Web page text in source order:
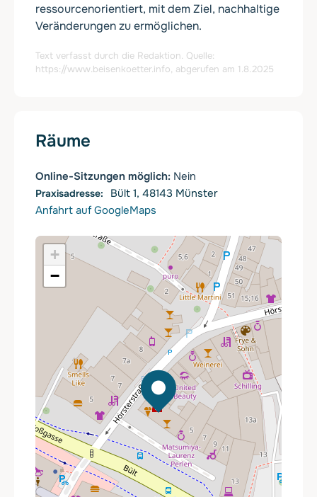
ressourcenorientiert, mit dem Ziel, nachhaltige
Veränderungen zu ermöglichen.
Text verfasst durch die Redaktion. Quelle:
https://www.beisenkoetter.info, abgerufen am 1.8.2025
Räume
Online-Sitzungen möglich: Nein
Bült 1, 48143 Münster
Anfahrt auf GoogleMaps
+
−